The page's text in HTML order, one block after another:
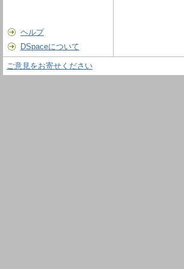
ヘルプ
DSpaceについて
ご意見をお寄せください